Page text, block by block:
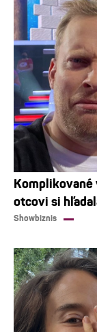
Komplikované
otcovi si
Showbiznis